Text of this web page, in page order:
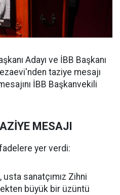
Adayı ve İBB Başkanı
taziye mesajı
İBB Başkanvekili
MESAJI
yer verdi:
sanatçımız Zihni
büyük bir üzüntü